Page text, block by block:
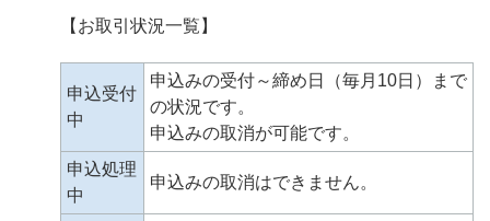
【お取引状況一覧】
申込受付
中
申込みの受付～締め日（毎月10日）まで
の状況です。
申込みの取消が可能です。
申込処理
中
申込みの取消はできません。